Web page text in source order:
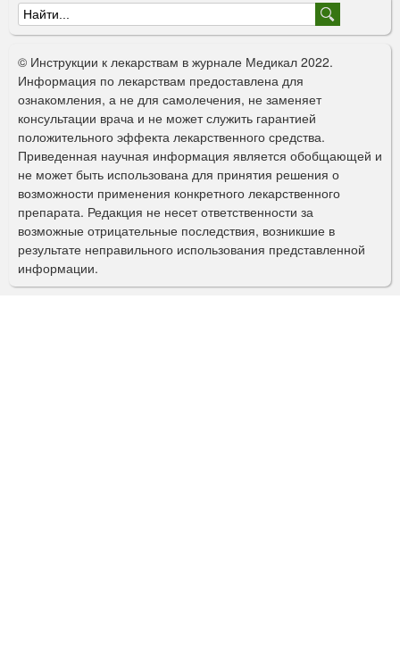
Ф
о
р
м
а
п
о
и
с
к
© Инструкции к лекарствам в журнале Медикал 2022.
Информация по лекарствам предоставлена для
ознакомления, а не для самолечения, не заменяет
консультации врача и не может служить гарантией
положительного эффекта лекарственного средства.
Приведенная научная информация является обобщающей и
не может быть использована для принятия решения о
возможности применения конкретного лекарственного
препарата. Редакция не несет ответственности за
возможные отрицательные последствия, возникшие в
результате неправильного использования представленной
информации.